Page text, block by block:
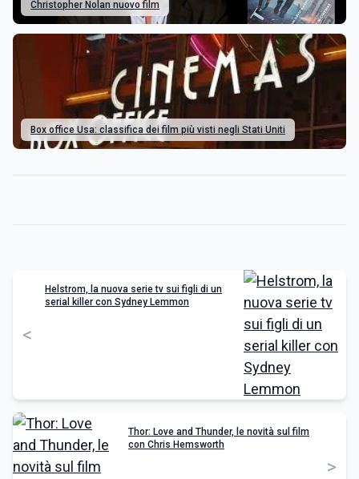
Christopher Nolan nuovo film
Box office Usa: classifica dei film più visti negli Stati Uniti
<
Helstrom, la nuova serie tv sui figli di un
serial killer con Sydney Lemmon
Thor: Love and Thunder, le novità sul film
con Chris Hemsworth
>